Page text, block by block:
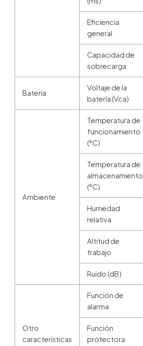
Eficiencia
general
Capacidad de
sobrecarga
Batería
Voltaje de la
batería (Vca)
Ambiente
Temperatura de
funcionamiento
(°C)
Temperatura de
almacenamiento
(°C)
Humedad
relativa
Altitud de
trabajo
Ruido (dB)
Otro
características
Función de
alarma
Función
protectora